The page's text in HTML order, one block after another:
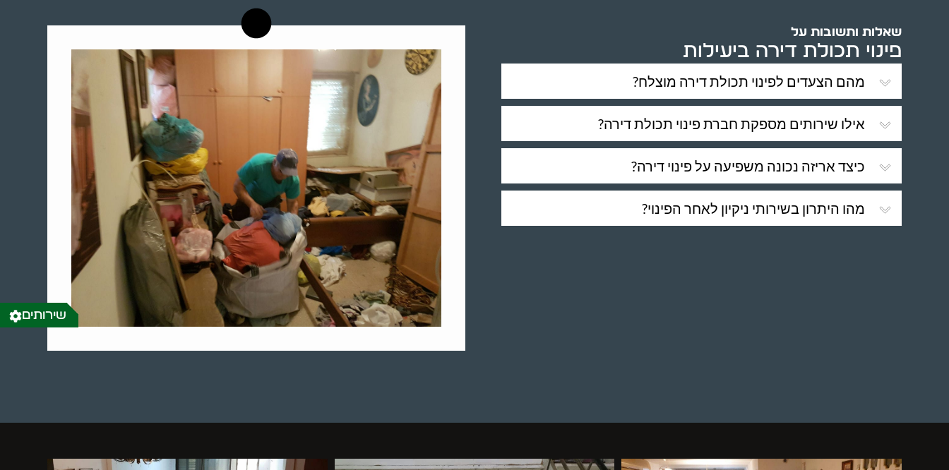
שאלות ותשובות על
פינוי תכולת דירה ביעילות
מהם הצעדים לפינוי תכולת דירה מוצלח?
אילו שירותים מספקת חברת פינוי תכולת דירה?
כיצד אריזה נכונה משפיעה על פינוי דירה?
מהו היתרון בשירותי ניקיון לאחר הפינוי?
שירותים